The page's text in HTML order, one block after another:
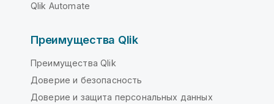
Qlik Automate
Преимущества Qlik
Преимущества Qlik
Доверие и безопасность
Доверие и защита персональных данных